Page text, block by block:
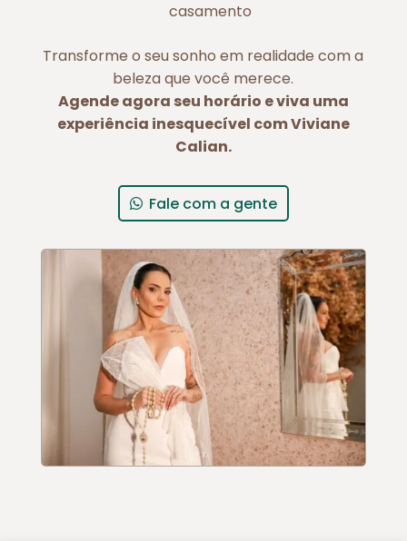
casamento
Transforme o seu sonho em realidade com a
beleza que você merece.
Agende agora seu horário e viva uma
experiência inesquecível com Viviane
Calian.
Fale com a gente